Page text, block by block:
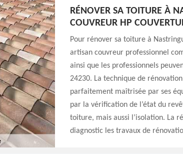
RÉNOVER SA TOITURE À
COUVREUR HP
Pour rénover sa toiture à
artisan couvreur professionnel
ainsi que les professionnels
24230. La technique de
parfaitement maîtrisée par ses
par la vérification de l’état du
toiture, mais aussi l’isolation. La
diagnostic les travaux de